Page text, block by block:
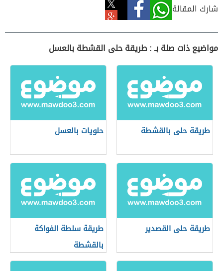
شارك المقالة
مواضيع ذات صلة بـ : طريقة حلى القشطة بالعسل
طريقة حلى بالقشطة حلويات بالعسل
طريقة حلى القصدير
طريقة سلطة الفواكة
بالقشطة